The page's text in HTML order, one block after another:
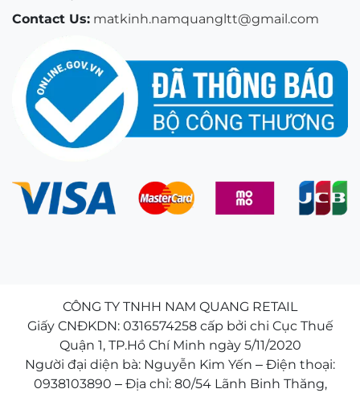
Contact Us: matkinh.namquangltt@gmail.com
CÔNG TY TNHH NAM QUANG RETAIL
Giấy CNĐKDN: 0316574258 cấp bởi chi Cục Thuế
Quận 1, TP.Hồ Chí Minh ngày 5/11/2020
Người đại diện bà: Nguyễn Kim Yến – Điện thoại:
0938103890 – Địa chỉ: 80/54 Lãnh Binh Thăng,